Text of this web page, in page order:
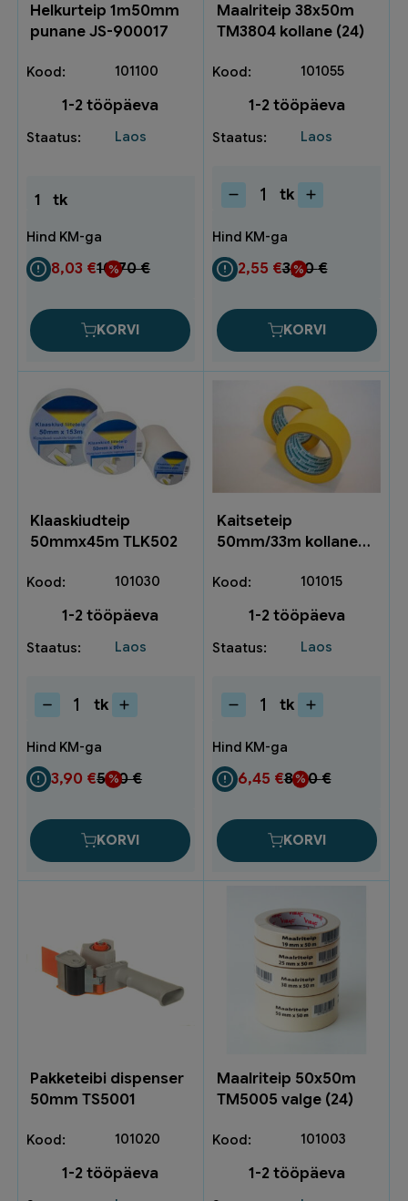
Helkurteip 1m50mm
punane JS-900017
101100
1-2 tööpäeva
Laos
1 tk
10,70€
8,03 €
KORVI
Maalriteip 38x50m
TM3804 kollane (24)
101055
1-2 tööpäeva
Laos
Maalriteip
TM3804
kollane
(24)
kogus
tk
3,40€
2,55 €
KORVI
Klaaskiudteip
50mmx45m TLK502
101030
1-2 tööpäeva
Laos
Klaaskiudteip
TLK502
kogus
tk
5,20€
3,90 €
KORVI
Kaitseteip
50mm/33m kollane
101015
1-2 tööpäeva
Laos
Kaitseteip
kollane
TKA068
(36)
kogus
tk
8,60€
6,45 €
KORVI
Pakketeibi dispenser
50mm TS5001
101020
1-2 tööpäeva
Maalriteip 50x50m
TM5005 valge (24)
101003
1-2 tööpäeva